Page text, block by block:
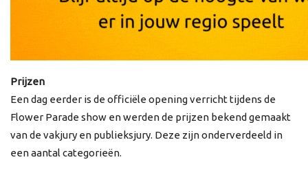
Prijzen
Een dag eerder is de officiële opening verricht tijdens de
Flower Parade show en werden de prijzen bekend gemaakt
van de vakjury en publieksjury. Deze zijn onderverdeeld in
een aantal categorieën.